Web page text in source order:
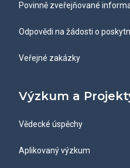
Povinně zveřejňované
Odpovědi na žádosti o
Veřejné zakázky
Výzkum a
Vědecké úspěchy
Aplikovaný výzkum